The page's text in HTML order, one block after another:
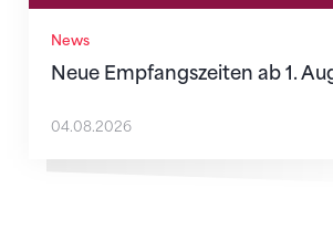
News
Neue Empfangszeiten ab 1.
04.08.2026